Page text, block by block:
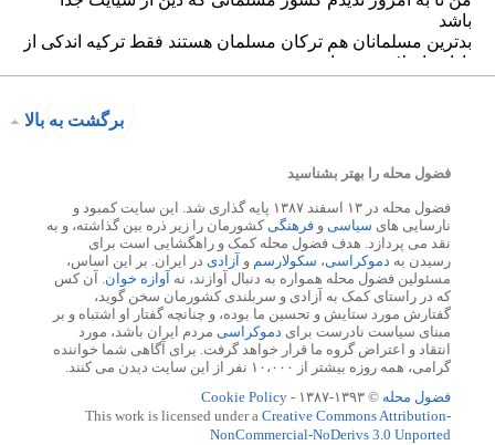
برگشت به بالا
فضول محله را بهتر بشناسید
فضول محله در ۱۳ اسفند ۱۳۸۷ پایه گذاری شد. این سایت کمبود و
نارسایی های سیاسی و فرهنگیکشورمان را زیر ذره بین گذاشته، و به
نقد می پردازد. هدف فضول محله کمک و راهگشایی است برای
رسیدن به دموکراسی، سکولارسم و آزادی در ایران. بر این اساس،
مسئولین فضول محله همواره به دنبال آوازند، نه آوازه خوان. آن کس
که در راستای کمک به آزادی و سربلندی کشورمان سخن گوید،
گفتارش مورد ستایش و تحسین ما بوده، و چنانچه گفتار او اشتباه و بر
مبنای سیاست نادرست برای دموکراسی مردم ایران باشد، مورد
انتقاد و اعتراض گروه ما قرار خواهد گرفت. برای آگاهی شما خواننده
گرامی، همه روزه بیشتر از ۱۰،۰۰۰ نفر از این سایت دیدن می کنند.
فضول محله © ۱۳۹۳-۱۳۸۷ -
Cookie Policy
This work is licensed under a Creative Commons Attribution-
NonCommercial-NoDerivs 3.0 Unported